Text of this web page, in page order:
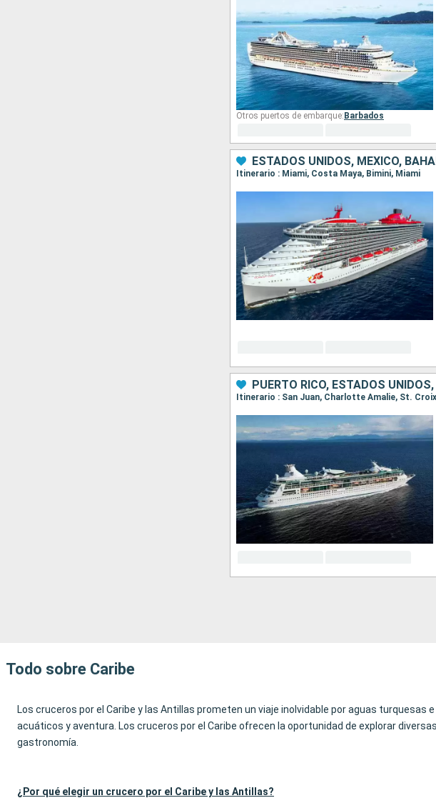
Otros puertos de embarque: Barbados
ESTADOS UNIDOS, MÉXICO,
Itinerario : Miami, Costa Maya, Bimini, Miami
PUERTO RICO, ESTADOS
Itinerario : San Juan, Charlotte Amalie, St.
Todo sobre Caribe
Los cruceros por el Caribe y las Antillas prometen un viaje inolvidable por aguas turquesas
acuáticos y aventura. Los cruceros por el Caribe ofrecen la oportunidad de explorar
gastronomía.
¿Por qué elegir un crucero por el Caribe y las Antillas?